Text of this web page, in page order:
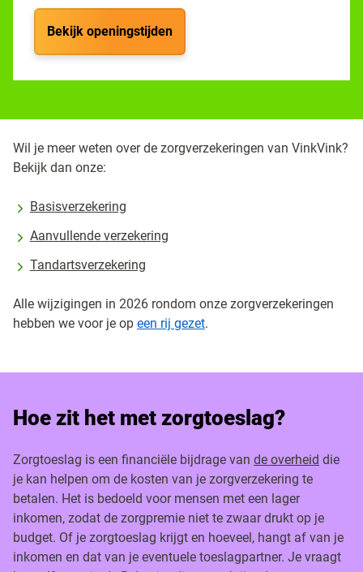
Bekijk openingstijden
Wil je meer weten over de zorgverzekeringen van VinkVink?
Bekijk dan onze:
Basisverzekering
Aanvullende verzekering
Tandartsverzekering
Alle wijzigingen in 2026 rondom onze zorgverzekeringen
hebben we voor je op een rij gezet.
Hoe zit het met zorgtoeslag?
Zorgtoeslag is een financiële bijdrage van de overheid die
je kan helpen om de kosten van je zorgverzekering te
betalen. Het is bedoeld voor mensen met een lager
inkomen, zodat de zorgpremie niet te zwaar drukt op je
budget. Of je zorgtoeslag krijgt en hoeveel, hangt af van je
inkomen en dat van je eventuele toeslagpartner. Je vraagt